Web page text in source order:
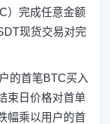
）完成任意金额
现货交易对完
的首笔BTC买入
束日价格对首单
幅乘以用户的首